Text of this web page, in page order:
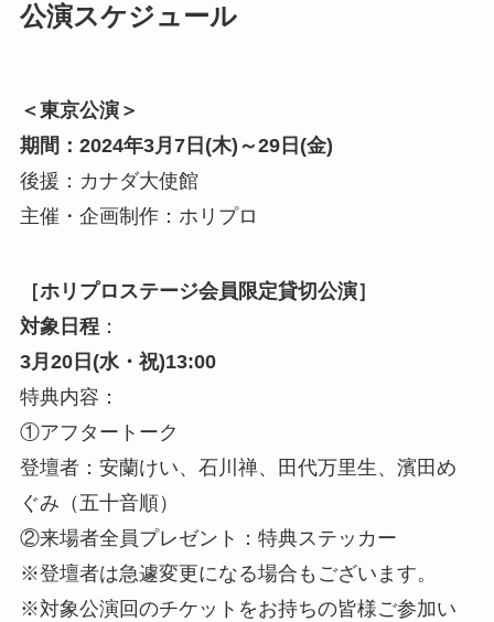
公演スケジュール
＜東京公演＞
期間：2024年3月7日(木)～29日(金)
後援：カナダ大使館
主催・企画制作：ホリプロ
［ホリプロステージ会員限定貸切公演］
対象日程：
3月20日(水・祝)13:00
特典内容：
①アフタートーク
登壇者：安蘭けい、石川禅、田代万里生、濱田め
ぐみ（五十音順）
②来場者全員プレゼント：特典ステッカー
※登壇者は急遽変更になる場合もございます。
※対象公演回のチケットをお持ちの皆様ご参加い